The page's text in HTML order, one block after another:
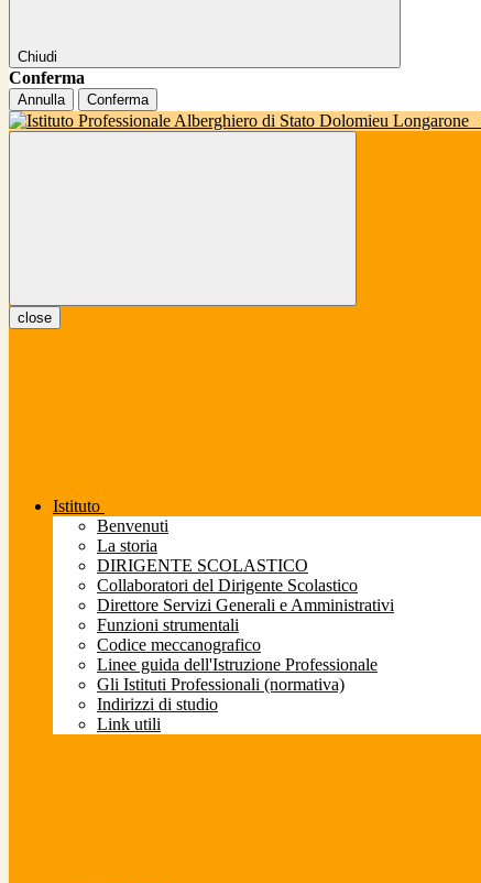
Chiudi
Conferma
Annulla Conferma
close
Istituto
Benvenuti
La storia
DIRIGENTE SCOLASTICO
Collaboratori del Dirigente Scolastico
Direttore Servizi Generali e Amministrativi
Funzioni strumentali
Codice meccanografico
Linee guida dell'Istruzione Professionale
Gli Istituti Professionali (normativa)
Indirizzi di studio
Link utili